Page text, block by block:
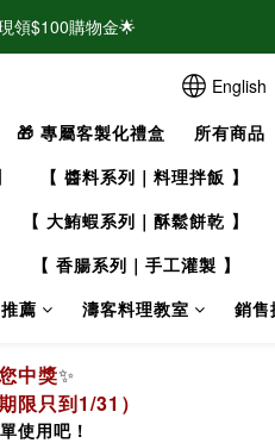
領$100購物金🌟
領$100購物金🌟
/粉專盜圖詐騙 👉點此查看官方聲明
領$100購物金🌟
English
🎁 專屬客製化禮盒
所有商品
【 醬料系列｜料理拌飯 】
【 大鮪蝦系列｜酥鬆餅乾 】
【 香腸系列｜手工灌製 】
薦 濤客料理教室 銷售
中獎✨
限只到1/31）
使用吧！